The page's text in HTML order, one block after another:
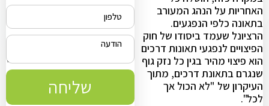
האחריות על הנהג המעורב
בתאונה כלפי הנפגעים.
הרציונל שעמד ביסודו של חוק
הפיצויים לנפגעי תאונות דרכים
הוא פיצוי מהיר בגין כל נזק גוף
שנגרם בתאונת דרכים, מתוך
העיקרון של "לא הכול אך
לכל".
שליחה